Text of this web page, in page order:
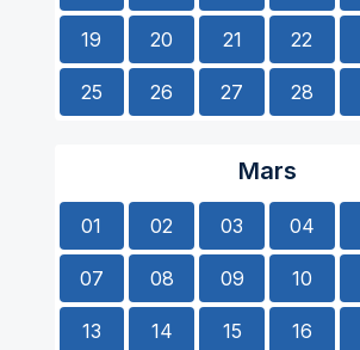
19 20 21 22
25 26 27 28
Mars
01 02 03 04
07 08 09 10
13 14 15 16